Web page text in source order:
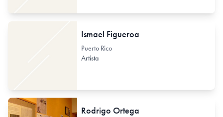
Ismael Figueroa
Puerto Rico
Artista
Rodrigo Ortega